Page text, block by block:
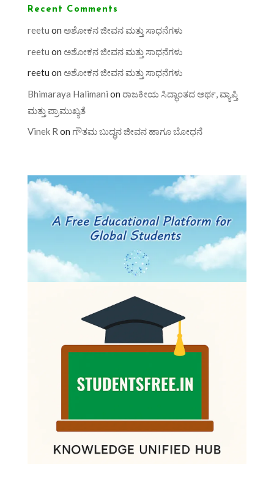
Recent Comments
reetu on ಅಶೋಕನ ಜೀವನ ಮತ್ತು ಸಾಧನೆಗಳು
reetu on ಅಶೋಕನ ಜೀವನ ಮತ್ತು ಸಾಧನೆಗಳು
reetu on ಅಶೋಕನ ಜೀವನ ಮತ್ತು ಸಾಧನೆಗಳು
Bhimaraya Halimani on ರಾಜಕೀಯ ಸಿದ್ಧಾಂತದ ಅರ್ಥ, ವ್ಯಾಪ್ತಿ
ಮತ್ತು ಪ್ರಾಮುಖ್ಯತೆ
Vinek R on ಗೌತಮ ಬುದ್ಧನ ಜೀವನ ಹಾಗೂ ಬೋಧನೆ